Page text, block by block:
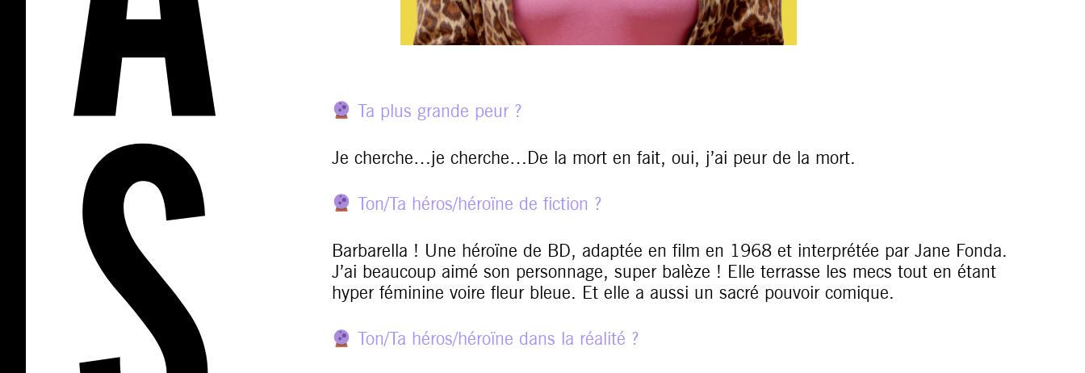
Ta plus grande peur ?
Je cherche…je cherche…De la mort en fait, oui, j’ai peur de la mort.
Ton/Ta héros/héroïne de fiction ?
Barbarella ! Une héroïne de BD, adaptée en film en 1968 et interprétée par Jane Fonda.
J’ai beaucoup aimé son personnage, super balèze ! Elle terrasse les mecs tout en étant
hyper féminine voire fleur bleue. Et elle a aussi un sacré pouvoir comique.
Ton/Ta héros/héroïne dans la réalité ?